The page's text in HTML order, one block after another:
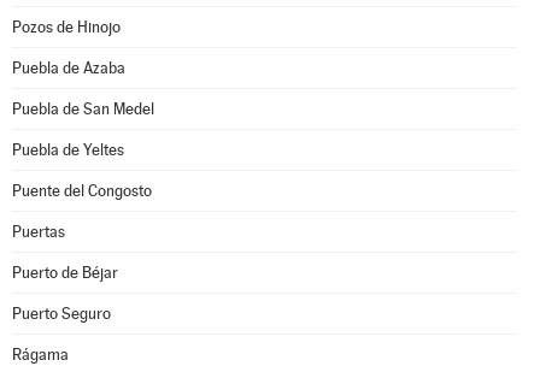
Pozos de Hinojo
Puebla de Azaba
Puebla de San Medel
Puebla de Yeltes
Puente del Congosto
Puertas
Puerto de Béjar
Puerto Seguro
Rágama